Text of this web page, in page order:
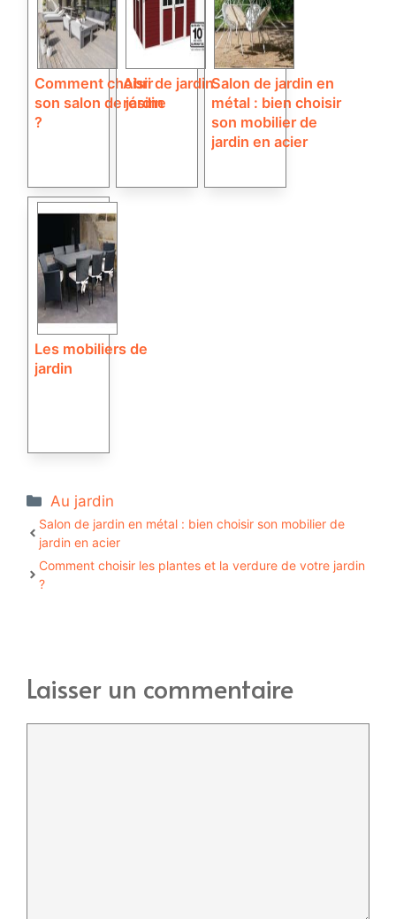
Comment choisir
son salon de jardin
?
Abri de jardin
résine
Salon de jardin en
métal : bien choisir
son mobilier de
jardin en acier
Les mobiliers de
jardin
Catégories
Au jardin
Salon de jardin en métal : bien choisir son mobilier de
jardin en acier
Comment choisir les plantes et la verdure de votre jardin
?
Laisser un commentaire